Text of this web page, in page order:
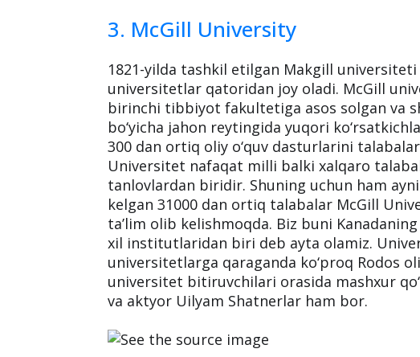
3. McGill University
1821-yilda tashkil etilgan Makgill universiteti
universitetlar qatoridan joy oladi. McGill
birinchi tibbiyot fakultetiga asos solgan va
bo‘yicha jahon reytingida yuqori
300 dan ortiq oliy o‘quv dasturlarini
Universitet nafaqat milli balki xalqaro
tanlovlardan biridir. Shuning uchun ham
kelgan 31000 dan ortiq talabalar McGill
ta’lim olib kelishmoqda. Biz buni
xil institutlaridan biri deb ayta olamiz.
universitetlarga qaraganda ko‘proq Rodos
universitet bitiruvchilari orasida mashxur
va aktyor Uilyam Shatnerlar ham bor.